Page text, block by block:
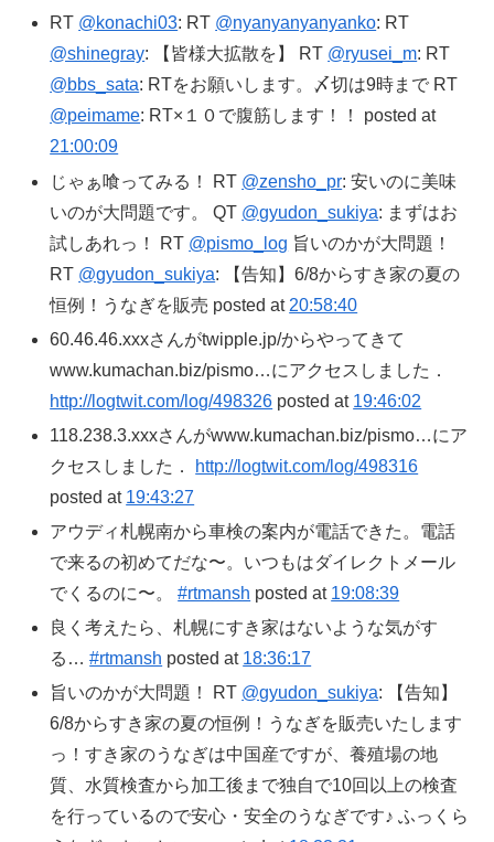
RT @konachi03: RT @nyanyanyanyanko: RT
@shinegray: 【皆様大拡散を】 RT @ryusei_m: RT
@bbs_sata: RTをお願いします。〆切は9時まで RT
@peimame: RT×１０で腹筋します！！ posted at
21:00:09
じゃぁ喰ってみる！ RT @zensho_pr: 安いのに美味
いのが大問題です。 QT @gyudon_sukiya: まずはお
試しあれっ！ RT @pismo_log 旨いのかが大問題！
RT @gyudon_sukiya: 【告知】6/8からすき家の夏の
恒例！うなぎを販売 posted at 20:58:40
60.46.46.xxxさんがtwipple.jp/からやってきて
www.kumachan.biz/pismo…にアクセスしました．
http://logtwit.com/log/498326 posted at 19:46:02
118.238.3.xxxさんがwww.kumachan.biz/pismo…にア
クセスしました．
http://logtwit.com/log/498316
posted at 19:43:27
アウディ札幌南から車検の案内が電話できた。電話
で来るの初めてだな〜。いつもはダイレクトメール
でくるのに〜。#rtmansh posted at 19:08:39
良く考えたら、札幌にすき家はないような気がす
る…#rtmansh posted at 18:36:17
旨いのかが大問題！ RT @gyudon_sukiya: 【告知】
6/8からすき家の夏の恒例！うなぎを販売いたします
っ！すき家のうなぎは中国産ですが、養殖場の地
質、水質検査から加工後まで独自で10回以上の検査
を行っているので安心・安全のうなぎです♪ ふっくら